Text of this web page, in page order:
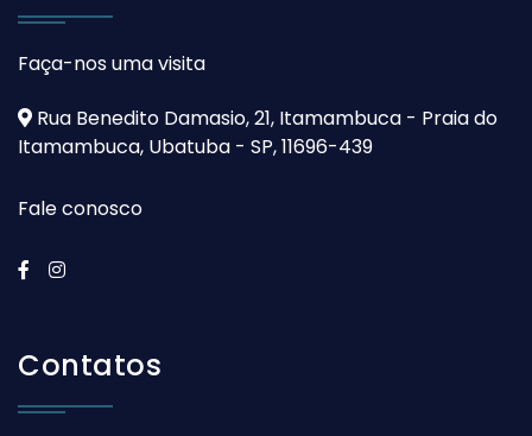
Faça-nos uma visita
Rua Benedito Damasio, 21, Itamambuca - Praia do
Itamambuca, Ubatuba - SP, 11696-439
Fale conosco
Contatos